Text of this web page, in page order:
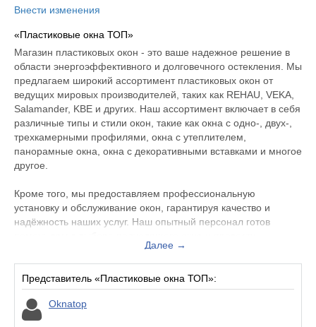
Внести изменения
«Пластиковые окна ТОП»
Магазин пластиковых окон - это ваше надежное решение в
области энергоэффективного и долговечного остекления. Мы
предлагаем широкий ассортимент пластиковых окон от
ведущих мировых производителей, таких как REHAU, VEKA,
Salamander, KBE и других. Наш ассортимент включает в себя
различные типы и стили окон, такие как окна с одно-, двух-,
трехкамерными профилями, окна с утеплителем,
панорамные окна, окна с декоративными вставками и многое
другое.
Кроме того, мы предоставляем профессиональную
установку и обслуживание окон, гарантируя качество и
надёжность наших услуг. Наш опытный персонал готов
установку в соответствии с самыми высокими стандартами.
Выберите наш магазин, чтобы улучшить комфорт своего
дома, сэкономить на энергии и увеличить стоимость вашей
недвижимости. Мы гарантируем лучшие цены на
пластиковые окна и полное удовлетворение наших клиентов!
Далее →
Представитель «Пластиковые окна ТОП»:
Oknatop